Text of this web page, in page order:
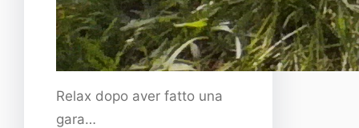
Relax dopo aver fatto una
gara…